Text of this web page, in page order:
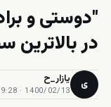
"دوستی و
در بالاترین
ی یازار_ح
1400/02/13 · 19:28